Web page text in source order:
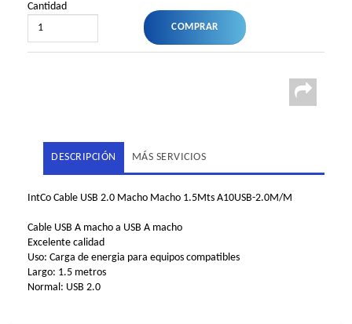
Cantidad
DESCRIPCIÓN MÁS SERVICIOS
IntCo Cable USB 2.0 Macho Macho 1.5Mts A10USB-2.0M/M
Cable USB A macho a USB A macho
Excelente calidad
Uso: Carga de energia para equipos compatibles
Largo: 1.5 metros
Normal: USB 2.0